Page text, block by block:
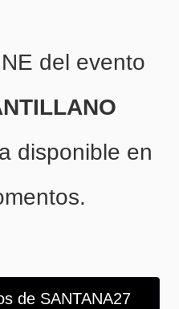
del evento
disponible en
de SANTANA27